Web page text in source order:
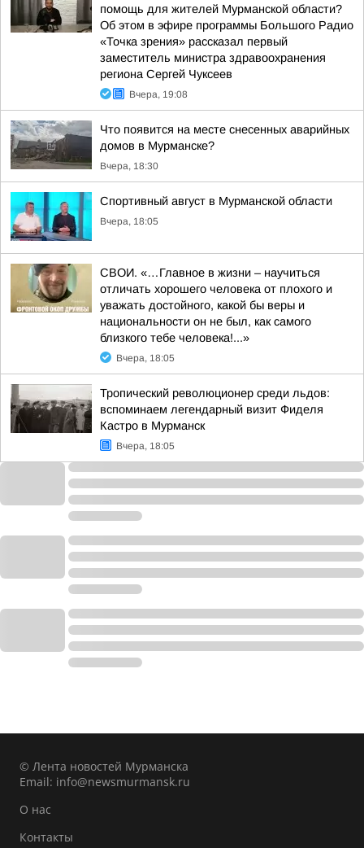
помощь для жителей Мурманской области?
Об этом в эфире программы Большого Радио
«Точка зрения» рассказал первый
заместитель министра здравоохранения
региона Сергей Чуксеев
Вчера, 19:08
Что появится на месте снесенных аварийных
домов в Мурманске?
Вчера, 18:30
Спортивный август в Мурманской области
Вчера, 18:05
СВОИ. «…Главное в жизни – научиться
отличать хорошего человека от плохого и
уважать достойного, какой бы веры и
национальности он не был, как самого
близкого тебе человека!...»
Вчера, 18:05
Тропический революционер среди льдов:
вспоминаем легендарный визит Фиделя
Кастро в Мурманск
Вчера, 18:05
© Лента новостей Мурманска
Email: info@newsmurmansk.ru
О нас
Контакты